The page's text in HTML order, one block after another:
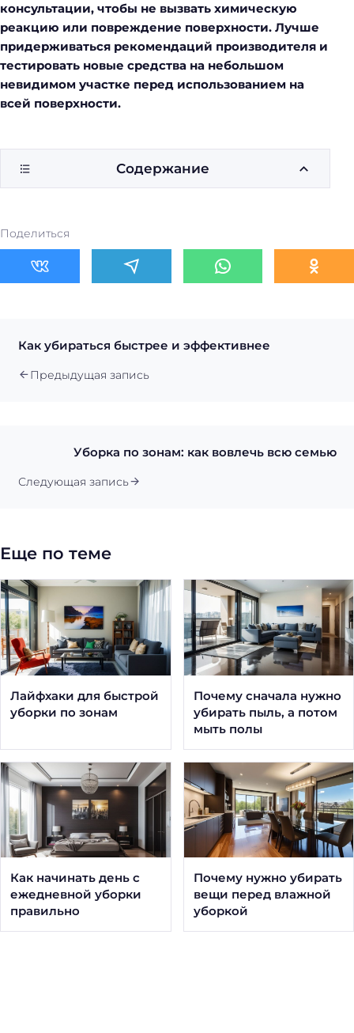
консультации, чтобы не вызвать химическую
реакцию или повреждение поверхности. Лучше
придерживаться рекомендаций производителя и
тестировать новые средства на небольшом
невидимом участке перед использованием на
всей поверхности.
Содержание
Поделиться
Как убираться быстрее и эффективнее
Предыдущая запись
Уборка по зонам: как вовлечь всю семью
Следующая запись
Еще по теме
Лайфхаки для быстрой
уборки по зонам
Почему сначала нужно
убирать пыль, а потом
мыть полы
Как начинать день с
ежедневной уборки
правильно
Почему нужно убирать
вещи перед влажной
уборкой